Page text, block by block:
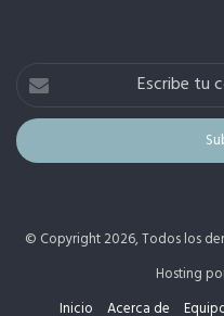
Escribe
correo
electrónico
© Copyright 2026, Todos los
Hosting
Inicio
Acerca de